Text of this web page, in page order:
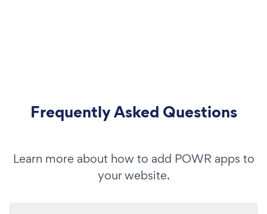
Frequently Asked Questions
Learn more about how to add POWR apps to
your website.